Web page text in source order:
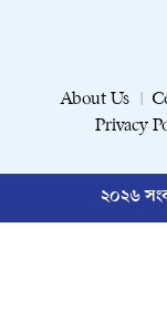
About Us
Privacy
২০২৬